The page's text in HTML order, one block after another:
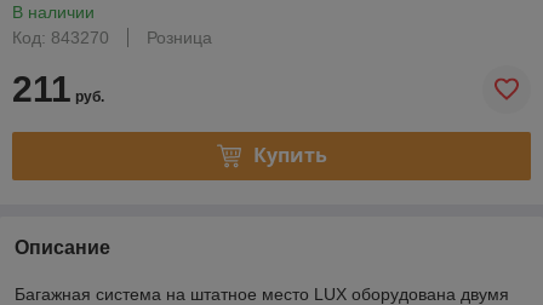
В наличии
Код: 843270
Розница
211 руб.
Купить
Описание
Багажная система на штатное место LUX оборудована двумя